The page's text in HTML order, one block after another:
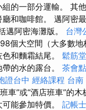
的一部分運輸。 其
和咖啡館。 邁阿密
邁阿密海灘版。 台灣
個大空間（大多數
和麵霜結尾。 鬆筋堂
的水的露台。 茶會
證台中 經絡課程 台
車”或“酒店班車”的
能參加特價。 記帳